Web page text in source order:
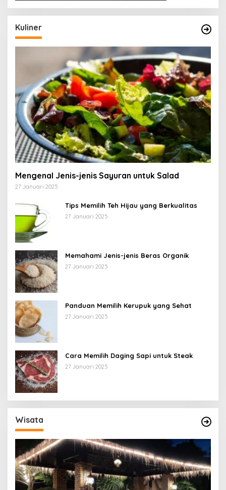
Kuliner
Mengenal Jenis-jenis Sayuran untuk Salad
27 Januari 2025
Tips Memilih Teh Hijau yang Berkualitas
27 Januari 2025
Memahami Jenis-jenis Beras Organik
27 Januari 2025
Panduan Memilih Kerupuk yang Sehat
27 Januari 2025
Cara Memilih Daging Sapi untuk Steak
27 Januari 2025
Wisata